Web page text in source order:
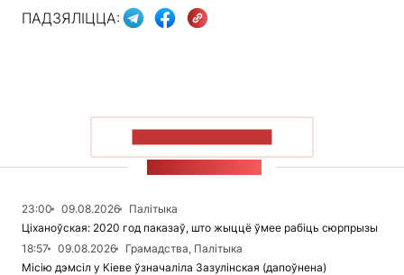
ПАДЗЯЛІЦЦА:
23:00 09.08.2026
Палітыка
Ціханоўская: 2020 год паказаў, што жыццё ўмее рабіць сюрпрызы
18:57
09.08.2026
Грамадства, Палітыка
Місію дэмсіл у Кіеве ўзначаліла Зазулінская (дапоўнена)